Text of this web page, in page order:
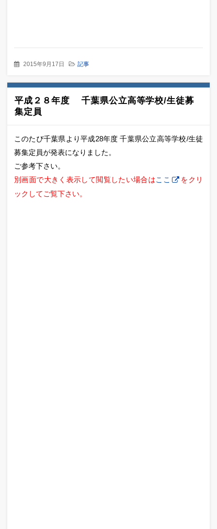
2015年9月17日 記事
平成２８年度 千葉県公立高等学校/生徒募
集定員
このたび千葉県より平成28年度 千葉県公立高等学校/生徒
募集定員が発表になりました。
ご参考下さい。
別画面で大きく表示して閲覧したい場合はここ
をクリ
ックしてご覧下さい。